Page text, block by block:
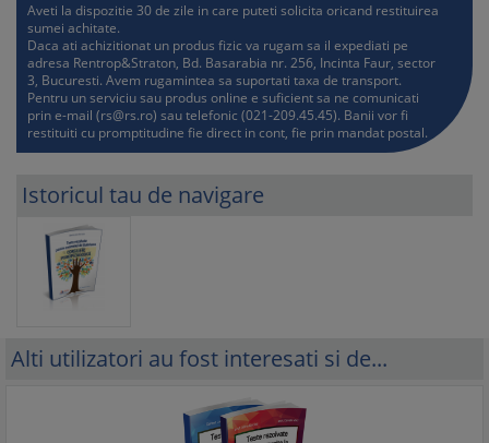
Aveti la dispozitie 30 de zile in care puteti solicita oricand restituirea
sumei achitate.
Daca ati achizitionat un produs fizic va rugam sa il expediati pe
adresa Rentrop&Straton, Bd. Basarabia nr. 256, Incinta Faur, sector
3, Bucuresti. Avem rugamintea sa suportati taxa de transport.
Pentru un serviciu sau produs online e suficient sa ne comunicati
prin e-mail (rs@rs.ro) sau telefonic (021-209.45.45). Banii vor fi
restituiti cu promptitudine fie direct in cont, fie prin mandat postal.
Istoricul tau de navigare
Alti utilizatori au fost interesati si de...